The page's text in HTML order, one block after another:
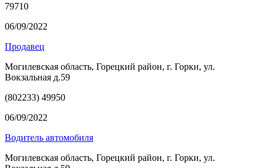
79710
06/09/2022
Продавец
Могилевская область, Горецкий район, г. Горки, ул.
Вокзальная д.59
(802233) 49950
06/09/2022
Водитель автомобиля
Могилевская область, Горецкий район, г. Горки, ул.